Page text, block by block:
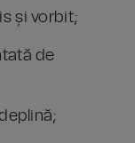
și vorbit;
de